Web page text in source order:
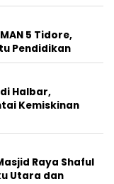
5 Tidore,
Pendidikan
Halbar,
Kemiskinan
Raya Shaful
Utara dan